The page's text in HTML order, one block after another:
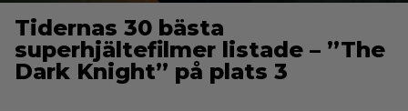
Tidernas 30 bästa
superhjältefilmer listade – ”The
Dark Knight” på plats 3